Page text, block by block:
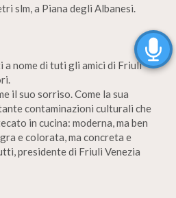
slm, a Piana degli Albanesi.
nome di tuti gli amici di Friuli
il suo sorriso. Come la sua
contaminazioni culturali che
in cucina: moderna, ma ben
e colorata, ma concreta e
presidente di Friuli Venezia